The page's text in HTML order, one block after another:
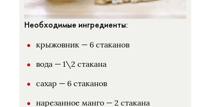
Необходимые ингредиенты:
крыжовник — 6 стаканов
вода — 1\2 стакана
сахар — 6 стаканов
нарезанное манго — 2 стакана